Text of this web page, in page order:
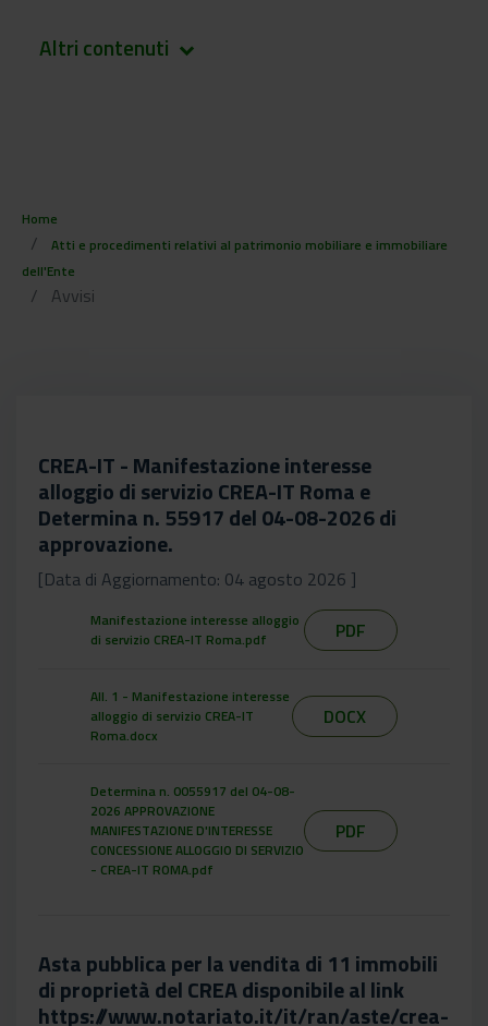
Altri contenuti keyboard_arrow_down
Home
Atti e procedimenti relativi al patrimonio mobiliare e immobiliare
dell'Ente
Avvisi
CREA-IT - Manifestazione interesse
alloggio di servizio CREA-IT Roma e
Determina n. 55917 del 04-08-2026 di
approvazione.
[Data di Aggiornamento: 04 agosto 2026 ]
Manifestazione interesse alloggio
di servizio CREA-IT Roma.pdf
PDF
All. 1 - Manifestazione interesse
alloggio di servizio CREA-IT
Roma.docx
DOCX
Determina n. 0055917 del 04-08-
2026 APPROVAZIONE
MANIFESTAZIONE D'INTERESSE
CONCESSIONE ALLOGGIO DI SERVIZIO
- CREA-IT ROMA.pdf
PDF
Asta pubblica per la vendita di 11 immobili
di proprietà del CREA disponibile al link
https://www.notariato.it/it/ran/aste/crea-